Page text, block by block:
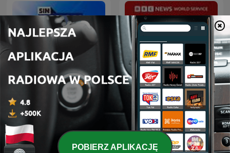
La Republica - Sin guion Global News Podcast
POBIERZ APLIKACJĘ